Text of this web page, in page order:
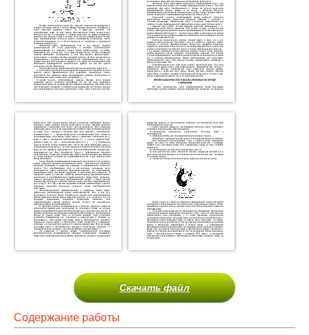
Скачать файл
Содержание работы